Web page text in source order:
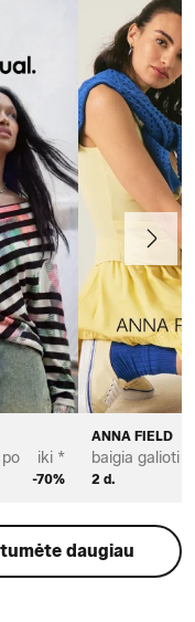
iki *
-70%
ANNA FIELD
baigia galioti
2 d.
Toliau
daugiau